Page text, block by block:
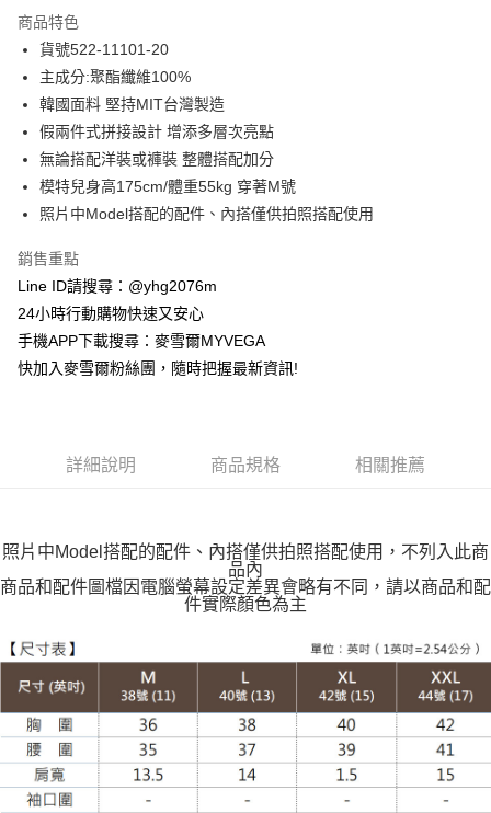
合作金庫商業銀行
華南商業銀行
上海商業儲蓄銀行
國泰世華商業銀行
臺灣中小企業銀行
台中商業銀行
匯豐（台灣）商業銀行
華泰商業銀行
聯邦商業銀行
遠東國際商業銀行
元大商業銀行
永豐商業銀行
玉山商業銀行
星展（台灣）商業銀行
台灣樂天信用卡公司
超商取貨付款
LINE Pay
Apple Pay
街口支付
貨到付款
運送方式
全家取貨付款
每筆NT$100，滿NT$599(含以上)免運費
每筆NT$100，滿NT$988(含以上)免運費
付款後萊爾富取貨
每筆NT$100，滿NT$988(含以上)免運費
7-11取貨付款
每筆NT$100，滿NT$988(含以上)免運費
付款後7-11取貨
每筆NT$100，滿NT$988(含以上)免運費
大嘴鳥宅配通
商品特色
貨號522-11101-20
主成分:聚酯纖維100%
韓國面料 堅持MIT台灣製造
假兩件式拼接設計 增添多層次亮點
無論搭配洋裝或褲裝 整體搭配加分
模特兒身高175cm/體重55kg 穿著M號
照片中Model搭配的配件、內搭僅供拍照搭配使用
銷售重點
Line ID請搜尋：@yhg2076m
24小時行動購物快速又安心
手機APP下載搜尋：麥雪爾MYVEGA
快加入麥雪爾粉絲團，隨時把握最新資訊!
詳細說明 商品規格 相關推薦
照片中Model搭配的配件、內搭僅供拍照搭配使用，不列入此商
品內
商品和配件圖檔因電腦螢幕設定差異會略有不同，請以商品和配
件實際顏色為主